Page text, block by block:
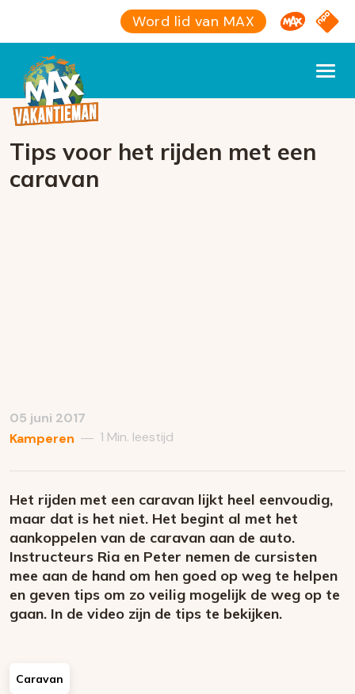
Word lid van MAX Omroep
NPO
Tips voor het rijden met een
caravan
05 juni 2017
Kamperen — 1 Min. leestijd
Het rijden met een caravan lijkt heel eenvoudig,
maar dat is het niet. Het begint al met het
aankoppelen van de caravan aan de auto.
Instructeurs Ria en Peter nemen de cursisten
mee aan de hand om hen goed op weg te helpen
en geven tips om zo veilig mogelijk de weg op te
gaan. In de video zijn de tips te bekijken.
Caravan